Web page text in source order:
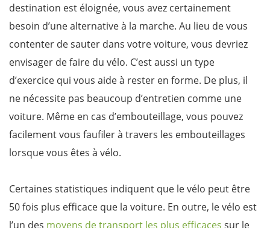
destination est éloignée, vous avez certainement
besoin d’une alternative à la marche. Au lieu de vous
contenter de sauter dans votre voiture, vous devriez
envisager de faire du vélo. C’est aussi un type
d’exercice qui vous aide à rester en forme. De plus, il
ne nécessite pas beaucoup d’entretien comme une
voiture. Même en cas d’embouteillage, vous pouvez
facilement vous faufiler à travers les embouteillages
lorsque vous êtes à vélo.
Certaines statistiques indiquent que le vélo peut être
50 fois plus efficace que la voiture. En outre, le vélo est
l’un des moyens de transport les plus efficaces sur le